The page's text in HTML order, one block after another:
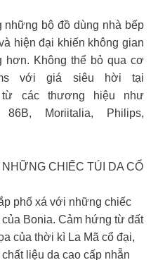
những bộ đồ dùng nhà bếp
hiện đại khiến không gian
hơn. Không thể bỏ qua cơ
với giá siêu hời tại
từ các thương hiệu như
Moriitalia, Philips,
CHIẾC TÚI DA CỔ
phố xá với những chiếc
Bonia. Cảm hứng từ đất
của thời kì La Mã cổ đại,
liệu da cao cấp nhẵn